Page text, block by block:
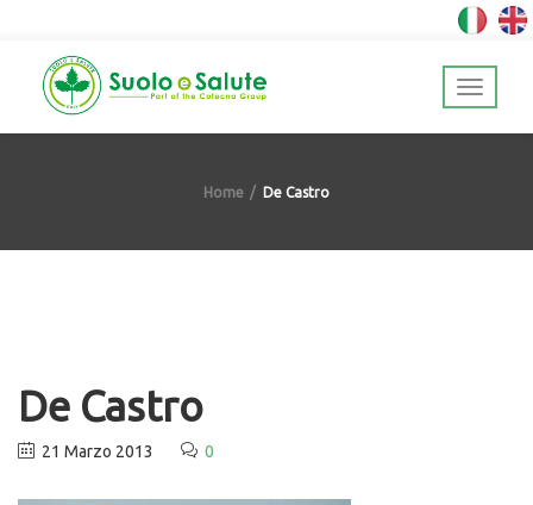
Home De Castro
De Castro
21 Marzo 2013 0